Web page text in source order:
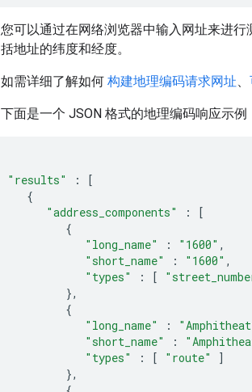
您可以通过在网络浏览器中输入网址来进行
括地址的纬度和经度。
如需详细了解如何 构建地理编码请求网址、
下面是一个 JSON 格式的地理编码响应示例
"results"
:
[
{
"address_components"
:
[
{
"long_name"
: "1600" ,
"short_name"
: "1600" ,
"types"
: [
},
{
"long_name"
:
"short_name"
:
"types"
: [ "route"
]
},